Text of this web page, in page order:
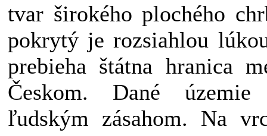
tvar širokého plochého
pokrytý je rozsiahlou
prebieha štátna hranica
Českom. Dané územie
ľudským zásahom. Na